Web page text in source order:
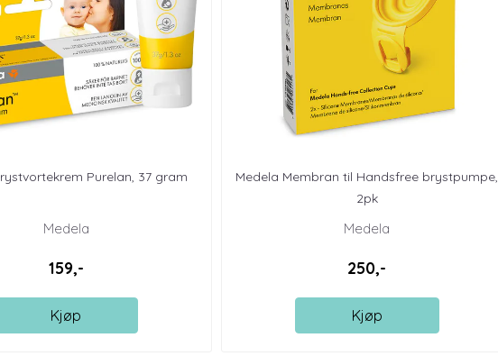
Purelan, 37 gram
Medela
159,-
Kjøp
Medela Membran til Handsfree brystpumpe,
2pk
Medela
250,-
Kjøp